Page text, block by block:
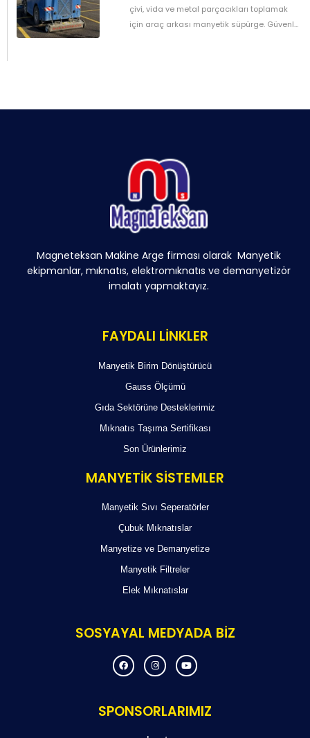
çivi, vida ve metal parçacıkları toplamak
için araç arkası manyetik süpürge. Güvenli
Magneteksan Makine Arge firması olarak Manyetik
ekipmanlar, mıknatıs, elektromıknatıs ve demanyetizör
imalatı yapmaktayız.
FAYDALI LİNKLER
Manyetik Birim Dönüştürücü
Gauss Ölçümü
Gıda Sektörüne Desteklerimiz
Mıknatıs Taşıma Sertifikası
Son Ürünlerimiz
MANYETİK SİSTEMLER
Manyetik Sıvı Seperatörler
Çubuk Mıknatıslar
Manyetize ve Demanyetize
Manyetik Filtreler
Elek Mıknatıslar
SOSYAYAL MEDYADA BİZ
F
a
c
o
o
I
n
s
g
r
Y
o
u
b
e
SPONSORLARIMIZ